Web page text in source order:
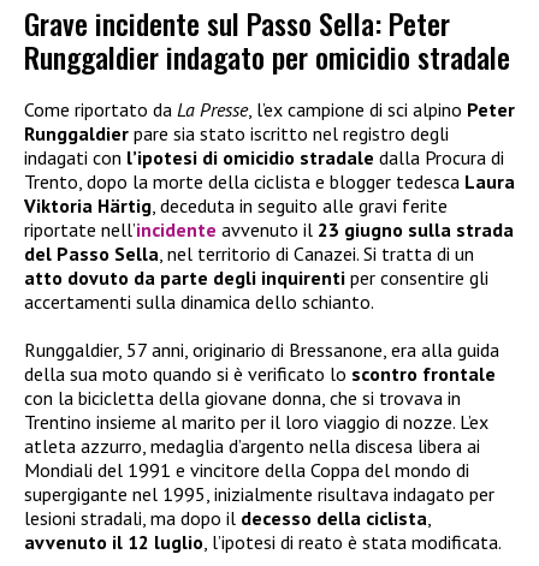
Grave incidente sul Passo Sella: Peter
Runggaldier indagato per omicidio stradale
Come riportato da La Presse, l’ex campione di sci alpino Peter
Runggaldier pare sia stato iscritto nel registro degli
indagati con l’ipotesi di omicidio stradale dalla Procura di
Trento, dopo la morte della ciclista e blogger tedesca Laura
Viktoria Härtig, deceduta in seguito alle gravi ferite
riportate nell’incidente avvenuto il 23 giugno sulla strada
del Passo Sella, nel territorio di Canazei. Si tratta di un
atto dovuto da parte degli inquirenti per consentire gli
accertamenti sulla dinamica dello schianto.
Runggaldier, 57 anni, originario di Bressanone, era alla guida
della sua moto quando si è verificato lo scontro frontale
con la bicicletta della giovane donna, che si trovava in
Trentino insieme al marito per il loro viaggio di nozze. L’ex
atleta azzurro, medaglia d’argento nella discesa libera ai
Mondiali del 1991 e vincitore della Coppa del mondo di
supergigante nel 1995, inizialmente risultava indagato per
lesioni stradali, ma dopo il decesso della ciclista,
avvenuto il 12 luglio, l’ipotesi di reato è stata modificata.